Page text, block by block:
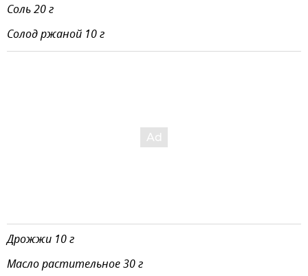
Соль 20 г
Солод ржаной 10 г
Дрожжи 10 г
Масло растительное 30 г